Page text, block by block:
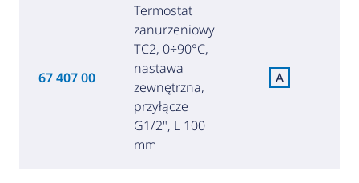
67 407 00
Termostat
zanurzeniowy
TC2, 0÷90°C,
nastawa
zewnętrzna,
przyłącze
G1/2", L 100
mm
A